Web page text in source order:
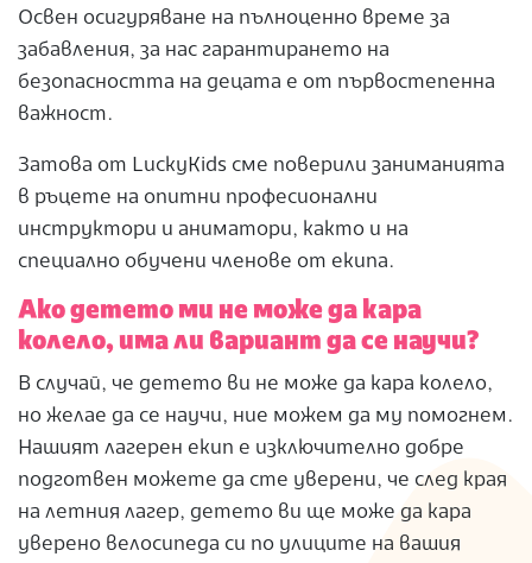
Освен осигуряване на пълноценно време за
забавления, за нас гарантирането на
безопасността на децата е от първостепенна
важност.
Затова от LuckyKids сме поверили заниманията
в ръцете на опитни професионални
инструктори и аниматори, както и на
специално обучени членове от екипа.
Ако детето ми не може да кара
колело, има ли вариант да се научи?
В случай, че детето ви не може да кара колело,
но желае да се научи, ние можем да му помогнем.
Нашият лагерен екип е изключително добре
подготвен можете да сте уверени, че след края
на летния лагер, детето ви ще може да кара
уверено велосипеда си по улиците на вашия